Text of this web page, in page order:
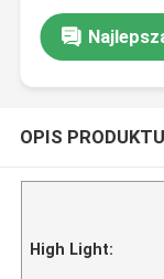
OPIS PRODUKTU
High Light: